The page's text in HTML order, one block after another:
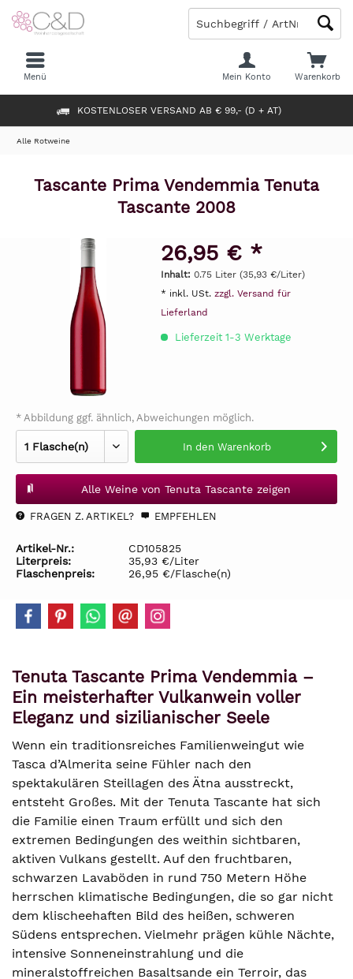
KOSTENLOSER VERSAND AB € 99,- (D + AT)
Warenkorb
Mein Konto
Menü
Alle Rotweine
Tascante Prima Vendemmia Tenuta
Tascante 2008
26,95 € *
Inhalt: 0.75 Liter (35,93 €/Liter)
* inkl. USt. zzgl. Versand für
Lieferland
Lieferzeit 1-3 Werktage
* Abbildung ggf. ähnlich, Abweichungen möglich.
In den Warenkorb
Alle Weine von Tenuta Tascante zeigen
FRAGEN Z. ARTIKEL? EMPFEHLEN
Artikel-Nr.:
CD105825
Literpreis:
35,93 €/Liter
Flaschenpreis:
26,95 €/Flasche(n)
Tenuta Tascante Prima Vendemmia –
Ein meisterhafter Vulkanwein voller
Eleganz und sizilianischer Seele
Wenn ein traditionsreiches Familienweingut wie
Tasca d’Almerita seine Fühler nach den
spektakulären Steillagen des Ätna ausstreckt,
entsteht Großes. Mit der Tenuta Tascante hat sich
die Familie einen Traum erfüllt und sich den
extremen Bedingungen des weithin sichtbaren,
aktiven Vulkans gestellt. Auf den fruchtbaren,
schwarzen Lavaböden in rund 750 Metern Höhe
herrschen klimatische Bedingungen, die so gar nicht
dem klischeehaften Bild des heißen, schweren
Südens entsprechen. Vielmehr prägen kühle Nächte,
intensive Sonneneinstrahlung und die
mineralstoffreichen Basaltsande ein Terroir, das